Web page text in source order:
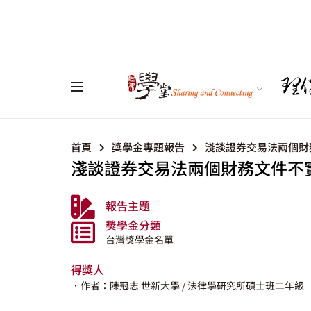
首頁 獎學金專題報告 淺談證券交易法兩個
淺談證券交易法兩個財務文件
報告主題
獎學金分類
台灣獎學金名單
得獎人
．作者：陳冠志世新大學 / 法律學研究所碩士班二年級